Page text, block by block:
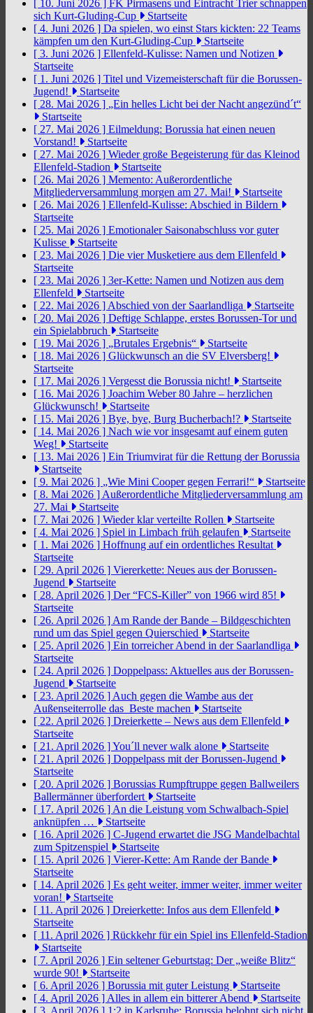
[ 10. Juni 2026 ] FK Pirmasens und Eintracht Trier schnappen
sich Kurt-Gluding-Cup
Startseite
[ 4. Juni 2026 ] Da spielen, wo einst Stars kickten: 22 Teams
kämpfen um den Kurt-Gluding-Cup
Startseite
[ 3. Juni 2026 ] Ellenfeld-Kulisse: Namen und Notizen
Startseite
[ 1. Juni 2026 ] Titel und Vizemeisterschaft für die Borussen-
Jugend!
Startseite
[ 28. Mai 2026 ] „Ein helles Licht bei der Nacht angezünd´t“
Startseite
[ 27. Mai 2026 ] Eilmeldung: Borussia hat einen neuen
Vorstand!
Startseite
[ 27. Mai 2026 ] Wieder große Begeisterung für das Kleinod
Ellenfeld-Stadion
Startseite
[ 26. Mai 2026 ] Memento: Außerordentliche
Mitgliederversammlung morgen am 27. Mai!
Startseite
[ 26. Mai 2026 ] Ellenfeld-Kulisse: Abschied in Bildern
Startseite
[ 25. Mai 2026 ] Emotionaler Saisonabschluss vor guter
Kulisse
Startseite
[ 23. Mai 2026 ] Die vier Musketiere aus dem Ellenfeld
Startseite
[ 23. Mai 2026 ] 3er-Kette: Namen und Notizen aus dem
Ellenfeld
Startseite
[ 22. Mai 2026 ] Abschied von der Saarlandliga
Startseite
[ 20. Mai 2026 ] Deftige Schlappe, erstes Borussen-Tor und
ein Spielabbruch
Startseite
[ 19. Mai 2026 ] „Brutales Ergebnis“
Startseite
[ 18. Mai 2026 ] Glückwunsch an die SV Elversberg!
Startseite
[ 17. Mai 2026 ] Vergesst die Borussia nicht!
Startseite
[ 16. Mai 2026 ] Joachim Weber 80 Jahre – herzlichen
Glückwunsch!
Startseite
[ 15. Mai 2026 ] Bye, bye, Burg Bucherbach!?
Startseite
[ 14. Mai 2026 ] Nach wie vor insgesamt auf einem guten
Weg!
Startseite
[ 13. Mai 2026 ] Ein Triumvirat für die Rettung der Borussia
Startseite
[ 9. Mai 2026 ] „Wie Mini Cooper gegen Ferrari!“
Startseite
[ 8. Mai 2026 ] Außerordentliche Mitgliederversammlung am
27. Mai
Startseite
[ 7. Mai 2026 ] Wieder klar verteilte Rollen
Startseite
[ 4. Mai 2026 ] Spiel in Limbach früh gelaufen
Startseite
[ 1. Mai 2026 ] Hoffnung auf ein ordentliches Resultat
Startseite
[ 29. April 2026 ] Viererkette: Neues aus der Borussen-
Jugend
Startseite
[ 28. April 2026 ] Der “FCS-Killer” von 1966 wird 85!
Startseite
[ 26. April 2026 ] Am Rande der Bande – Bildgeschichten
rund um das Spiel gegen Quierschied
Startseite
[ 25. April 2026 ] Ein torreicher Abend in der Saarlandliga
Startseite
[ 24. April 2026 ] Doppelpass: Aktuelles aus der Borussen-
Jugend
Startseite
[ 23. April 2026 ] Auch gegen die Wambe aus der
Außenseiterrolle das Beste machen
Startseite
[ 22. April 2026 ] Dreierkette – News aus dem Ellenfeld
Startseite
[ 21. April 2026 ]You´ll never walk alone
Startseite
[ 21. April 2026 ] Doppelpass mit der Borussen-Jugend
Startseite
[ 20. April 2026 ] Borussias Rumpftruppe gegen Ballweilers
Ballermänner überfordert
Startseite
[ 17. April 2026 ] An die Leistung vom Schwalbach-Spiel
anknüpfen …
Startseite
[ 16. April 2026 ] C-Jugend erwartet die JSG Mandelbachtal
zum Spitzenspiel
Startseite
[ 15. April 2026 ] Vierer-Kette: Am Rande der Bande
Startseite
[ 14. April 2026 ] Es geht weiter, immer weiter, immer weiter
voran!
Startseite
[ 11. April 2026 ] Dreierkette: Infos aus dem Ellenfeld
Startseite
[ 11. April 2026 ] Rückkehr für ein Spiel ins Ellenfeld-Stadion
Startseite
[ 7. April 2026 ] Ein seltener Geburtstag: Der „weiße Blitz“
wurde 90!
Startseite
[ 6. April 2026 ] Borussia mit guter Leistung
Startseite
[ 4. April 2026 ] Alles in allem ein bitterer Abend
Startseite
[ 3. April 2026 ] 1:2 in Karlsruhe: Borussia belohnt sich nicht